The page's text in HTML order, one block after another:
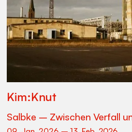
Kim:Knut
Salbke – Zwischen Verfall